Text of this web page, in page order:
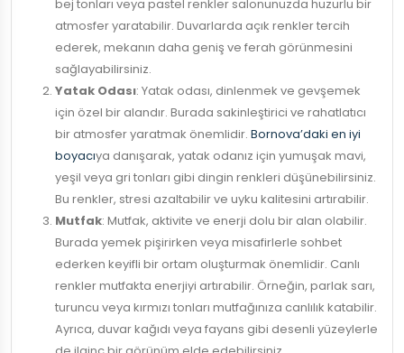
bej tonları veya pastel renkler salonunuzda huzurlu bir
atmosfer yaratabilir. Duvarlarda açık renkler tercih
ederek, mekanın daha geniş ve ferah görünmesini
sağlayabilirsiniz.
Yatak Odası: Yatak odası, dinlenmek ve gevşemek
için özel bir alandır. Burada sakinleştirici ve rahatlatıcı
bir atmosfer yaratmak önemlidir. Bornova’daki en iyi
boyacıya danışarak, yatak odanız için yumuşak mavi,
yeşil veya gri tonları gibi dingin renkleri düşünebilirsiniz.
Bu renkler, stresi azaltabilir ve uyku kalitesini artırabilir.
Mutfak: Mutfak, aktivite ve enerji dolu bir alan olabilir.
Burada yemek pişirirken veya misafirlerle sohbet
ederken keyifli bir ortam oluşturmak önemlidir. Canlı
renkler mutfakta enerjiyi artırabilir. Örneğin, parlak sarı,
turuncu veya kırmızı tonları mutfağınıza canlılık katabilir.
Ayrıca, duvar kağıdı veya fayans gibi desenli yüzeylerle